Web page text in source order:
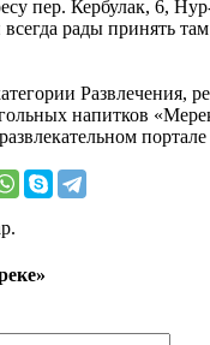
пер. Кербулак, 6,
рады принять
Развлечения,
напитков
портале